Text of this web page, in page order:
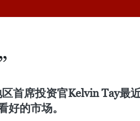
首席投资官Kelvin Tay最
好的市场。